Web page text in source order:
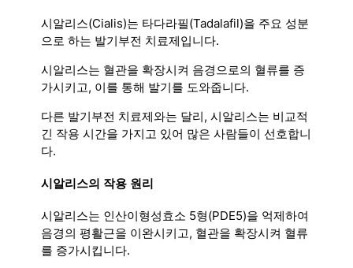
시알리스(Cialis)는 타다라필(Tadalafil)을 주요 성분
으로 하는 발기부전 치료제입니다.
시알리스는 혈관을 확장시켜 음경으로의 혈류를 증
가시키고, 이를 통해 발기를 도와줍니다.
다른 발기부전 치료제와는 달리, 시알리스는 비교적
긴 작용 시간을 가지고 있어 많은 사람들이 선호합니
다.
시알리스의 작용 원리
시알리스는 인산이형성효소 5형(PDE5)을 억제하여
음경의 평활근을 이완시키고, 혈관을 확장시켜 혈류
를 증가시킵니다.